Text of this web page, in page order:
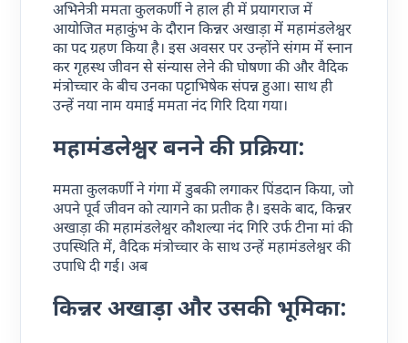
अभिनेत्री ममता कुलकर्णी ने हाल ही में प्रयागराज में
आयोजित महाकुंभ के दौरान किन्नर अखाड़ा में महामंडलेश्वर
का पद ग्रहण किया है। इस अवसर पर उन्होंने संगम में स्नान
कर गृहस्थ जीवन से संन्यास लेने की घोषणा की और वैदिक
मंत्रोच्चार के बीच उनका पट्टाभिषेक संपन्न हुआ। साथ ही
उन्हें नया नाम यमाई ममता नंद गिरि दिया गया।
महामंडलेश्वर बनने की प्रक्रिया:
ममता कुलकर्णी ने गंगा में डुबकी लगाकर पिंडदान किया, जो
अपने पूर्व जीवन को त्यागने का प्रतीक है। इसके बाद, किन्नर
अखाड़ा की महामंडलेश्वर कौशल्या नंद गिरि उर्फ टीना मां की
उपस्थिति में, वैदिक मंत्रोच्चार के साथ उन्हें महामंडलेश्वर की
उपाधि दी गई। अब
किन्नर अखाड़ा और उसकी भूमिका: